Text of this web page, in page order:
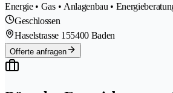
Energie • Gas • Anlagenbau •
Geschlossen
Haselstrasse 155400 Baden
Offerte anfragen